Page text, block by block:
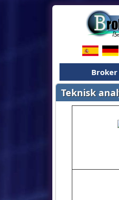
Broker
Teknisk